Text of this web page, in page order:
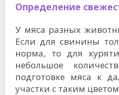
Определение
У мяса разных
Если для свинины
норма, то для
небольшое
подготовке мяса к
участки с таким